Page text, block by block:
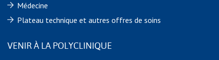
Médecine
Plateau technique et autres offres de soins
VENIR À LA POLYCLINIQUE